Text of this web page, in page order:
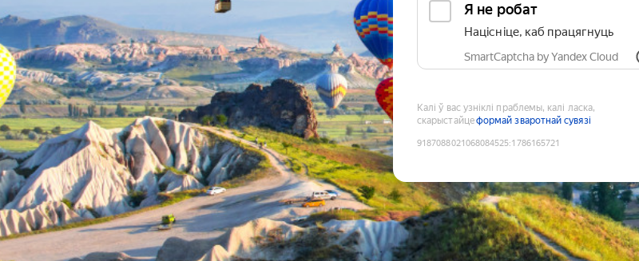
Я не робат
Націсніце, каб працягнуць
SmartCaptcha by Yandex Cloud
Калі ў вас узніклі праблемы, калі ласка,
скарыстайцеформай зваротнай сувязі
9187088021068084525:1786165721